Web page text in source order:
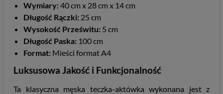
Wymiary: 40 cm x 28 cm x 14 cm
Długość Rączki: 25 cm
Wysokość Prześwitu: 5 cm
Długość Paska: 100 cm
Format: Mieści format A4
Luksusowa Jakość i Funkcjonalność
Ta klasyczna męska teczka-aktówka wykonana jest z